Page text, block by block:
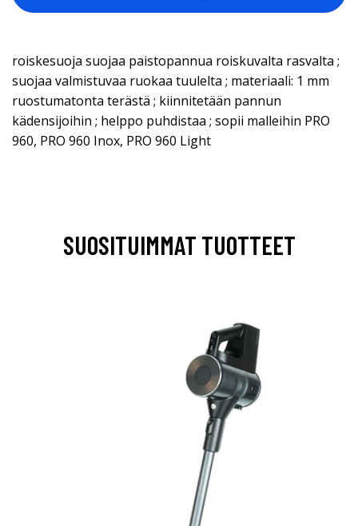
roiskesuoja suojaa paistopannua roiskuvalta rasvalta ;
suojaa valmistuvaa ruokaa tuulelta ; materiaali: 1 mm
ruostumatonta terästä ; kiinnitetään pannun
kädensijoihin ; helppo puhdistaa ; sopii malleihin PRO
960, PRO 960 Inox, PRO 960 Light
SUOSITUIMMAT TUOTTEET